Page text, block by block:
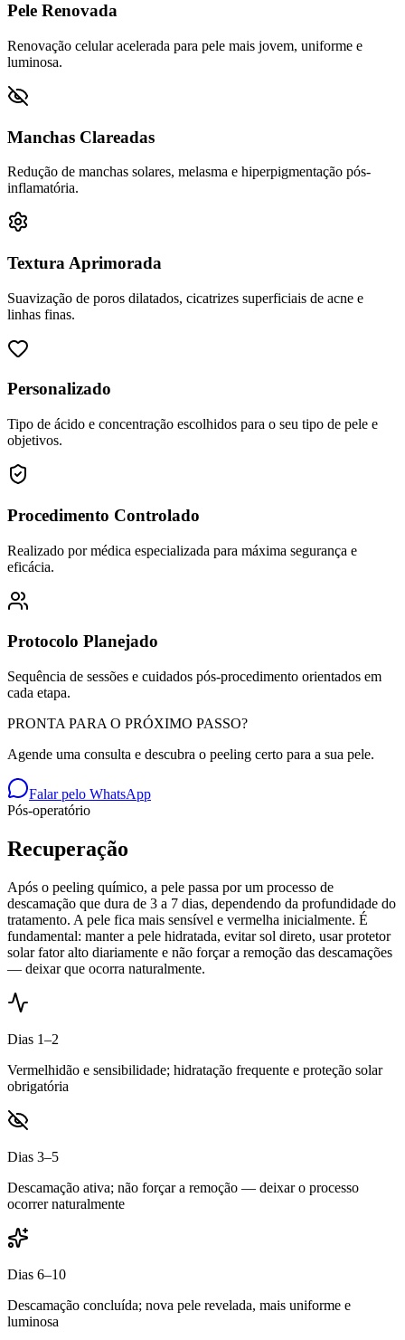
Pele Renovada
Renovação celular acelerada para pele mais jovem, uniforme e
luminosa.
Manchas Clareadas
Redução de manchas solares, melasma e hiperpigmentação pós-
inflamatória.
Textura Aprimorada
Suavização de poros dilatados, cicatrizes superficiais de acne e
linhas finas.
Personalizado
Tipo de ácido e concentração escolhidos para o seu tipo de pele e
objetivos.
Procedimento Controlado
Realizado por médica especializada para máxima segurança e
eficácia.
Protocolo Planejado
Sequência de sessões e cuidados pós-procedimento orientados em
cada etapa.
PRONTA PARA O PRÓXIMO PASSO?
Agende uma consulta e descubra o peeling certo para a sua pele.
Falar pelo WhatsApp
Pós-operatório
Recuperação
Após o peeling químico, a pele passa por um processo de
descamação que dura de 3 a 7 dias, dependendo da profundidade do
tratamento. A pele fica mais sensível e vermelha inicialmente. É
fundamental: manter a pele hidratada, evitar sol direto, usar protetor
solar fator alto diariamente e não forçar a remoção das descamações
— deixar que ocorra naturalmente.
Dias 1–2
Vermelhidão e sensibilidade; hidratação frequente e proteção solar
obrigatória
Dias 3–5
Descamação ativa; não forçar a remoção — deixar o processo
ocorrer naturalmente
Dias 6–10
Descamação concluída; nova pele revelada, mais uniforme e
luminosa